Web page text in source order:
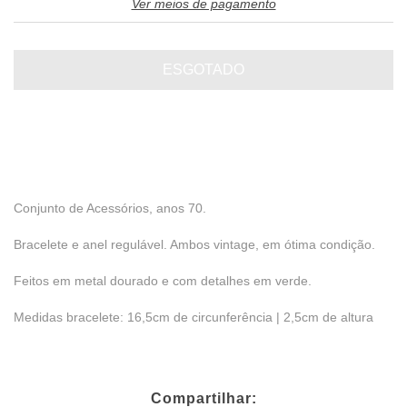
Ver meios de pagamento
Conjunto de Acessórios, anos 70.
Bracelete e anel regulável. Ambos vintage, em ótima condição.
Feitos em metal dourado e com detalhes em verde.
Medidas bracelete: 16,5cm de circunferência | 2,5cm de altura
Compartilhar: